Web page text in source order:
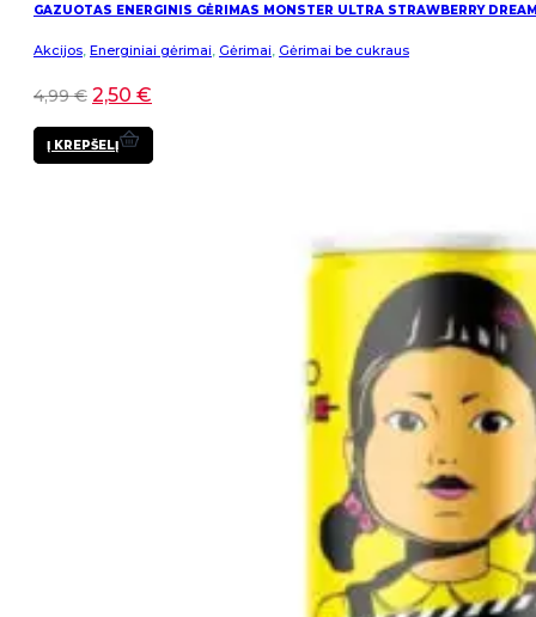
GAZUOTAS ENERGINIS GĖRIMAS MONSTER ULTRA STRAWBERRY
Akcijos, Energiniai gėrimai, Gėrimai, Gėrimai be cukraus
4,99€ 2,50 €
Į KREPŠELĮ